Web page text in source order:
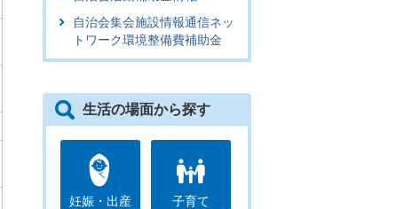
自治会集会施設情報通信ネッ
トワーク環境整備費補助金
生活の場面から探す
妊娠・出産 子育て